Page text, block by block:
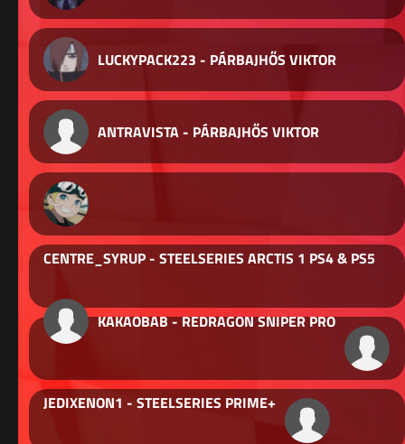
LUCKYPACK223 - PÁRBAJHŐS VIKTOR
ANTRAVISTA - PÁRBAJHŐS VIKTOR
CENTRE_SYRUP - STEELSERIES ARCTIS 1 PS4 & PS5
KAKAOBAB - REDRAGON SNIPER PRO
JEDIXENON1 - STEELSERIES PRIME+